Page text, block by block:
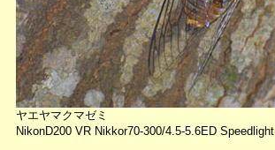
ヤエヤマクマゼミ
NikonD200 VR Nikkor70-300/4.5-5.6ED Speedlight